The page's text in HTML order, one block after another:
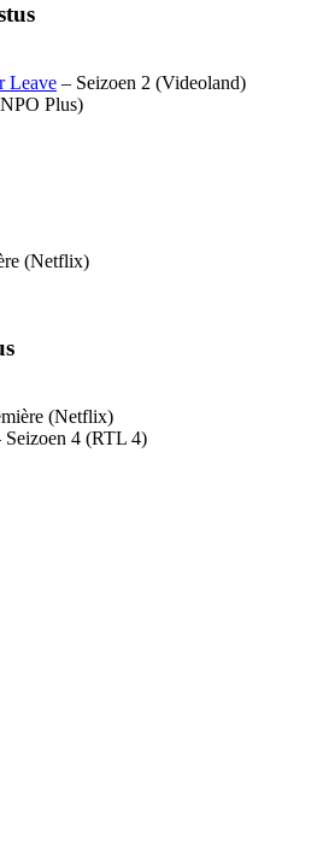
Leave – Seizoen 2 (Videoland)
Plus)
(Netflix)
(Netflix)
4 (RTL 4)